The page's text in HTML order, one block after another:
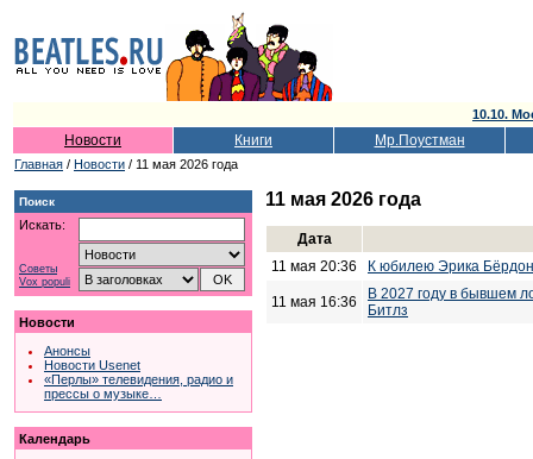
10.10.
Новости Книги Мр.Поустман
Главная / Новости / 11 мая 2026 года
Поиск
Искать:
Советы
Vox populi
Новости
Анонсы
Новости Usenet
«Перлы» телевидения, радио и
прессы о музыке…
Календарь
11 мая 2026 года
Дата
11 мая 20:36
К юбилею Эрика
11 мая 16:36
В 2027 году в бывшем
Битлз